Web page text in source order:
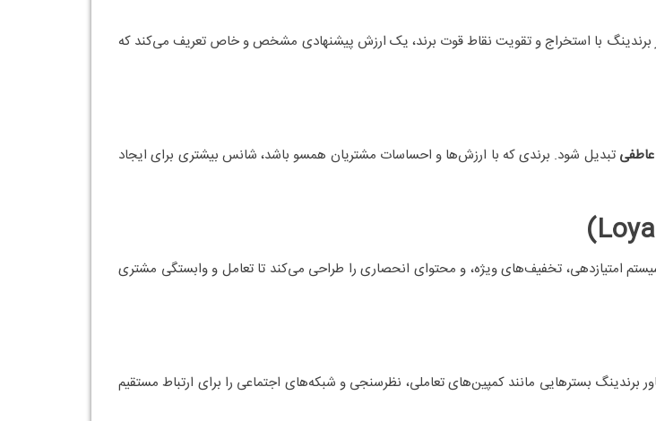
مشاورانی حرفه‌ای حضور دارند.
مشتریان وفاداری بسازد. بهبود مداوم تجربه کاربری و ارتباط فعال با مشتری از طریق اپلیکیشن،
متمایز و به‌یادماندنی برای مشتری خلق کنید، در ذهن بازار ماندگار نخواهید شد. در این‌جا نقش